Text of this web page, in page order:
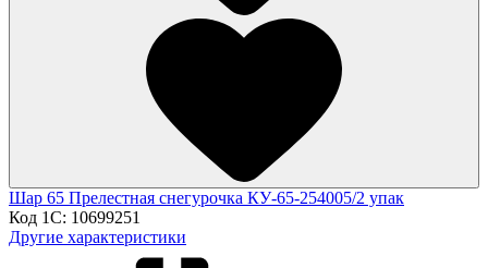
Шар 65 Прелестная снегурочка КУ-65-254005/2 упак
Код 1С: 10699251
Другие характеристики